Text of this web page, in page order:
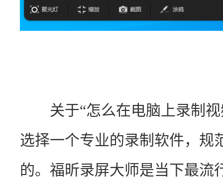
关于“怎么在电脑上录制视
选择一个专业的录制软件，规
的。福昕录屏大师是当下最流